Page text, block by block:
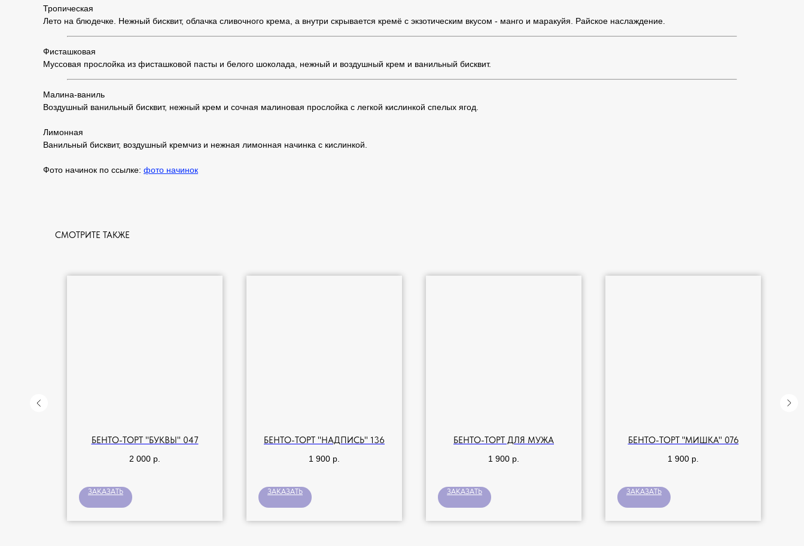
Тропическая
Лето на блюдечке. Нежный бисквит, облачка сливочного крема, а внутри скрывается кремё с экзотическим вкусом - манго и маракуйя. Райское наслаждение.
Фисташковая
Муссовая прослойка из фисташковой пасты и белого шоколада, нежный и воздушный крем и ванильный бисквит.
Малина-ваниль
Воздушный ванильный бисквит, нежный крем и сочная малиновая прослойка с легкой кислинкой спелых ягод.
Лимонная
Ванильный бисквит, воздушный кремчиз и нежная лимонная начинка с кислинкой.
Фото начинок по ссылке: фото начинок
СМОТРИТЕ ТАКЖЕ
БЕНТО-ТОРТ "БУКВЫ" 047
2 000 р.
ЗАКАЗАТЬ
БЕНТО-ТОРТ "НАДПИСЬ" 136
1 900 р.
ЗАКАЗАТЬ
БЕНТО-ТОРТ ДЛЯ МУЖА
1 900 р.
ЗАКАЗАТЬ
БЕНТО-ТОРТ "МИШКА" 076
1 900 р.
ЗАКАЗАТЬ